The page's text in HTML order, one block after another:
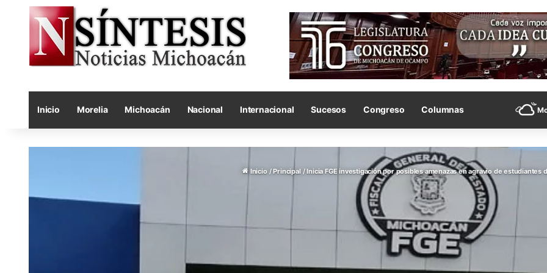
Inicio Morelia Michoacán Nacional Internacional Sucesos Congreso Columnas
Inicio / Principal / Inicia FGE investigación por posibles amenazas en agravio de estudiantes